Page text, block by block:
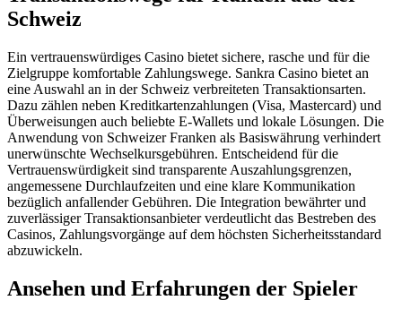
Schweiz
Ein vertrauenswürdiges Casino bietet sichere, rasche und für die
Zielgruppe komfortable Zahlungswege. Sankra Casino bietet an
eine Auswahl an in der Schweiz verbreiteten Transaktionsarten.
Dazu zählen neben Kreditkartenzahlungen (Visa, Mastercard) und
Überweisungen auch beliebte E-Wallets und lokale Lösungen. Die
Anwendung von Schweizer Franken als Basiswährung verhindert
unerwünschte Wechselkursgebühren. Entscheidend für die
Vertrauenswürdigkeit sind transparente Auszahlungsgrenzen,
angemessene Durchlaufzeiten und eine klare Kommunikation
bezüglich anfallender Gebühren. Die Integration bewährter und
zuverlässiger Transaktionsanbieter verdeutlicht das Bestreben des
Casinos, Zahlungsvorgänge auf dem höchsten Sicherheitsstandard
abzuwickeln.
Ansehen und Erfahrungen der Spieler